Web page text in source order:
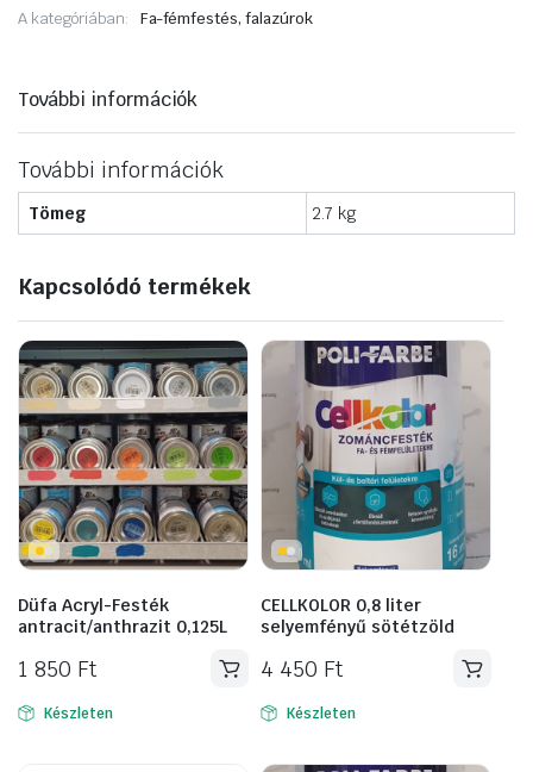
mennyiség
A kategóriában: Fa-fémfestés, falazúrok
További információk
További információk
Tömeg 2.7 kg
Kapcsolódó termékek
Düfa Acryl-Festék
antracit/anthrazit 0,125L
1 850 Ft
Készleten
CELLKOLOR 0,8 liter
selyemfényű sötétzöld
4 450 Ft
Készleten